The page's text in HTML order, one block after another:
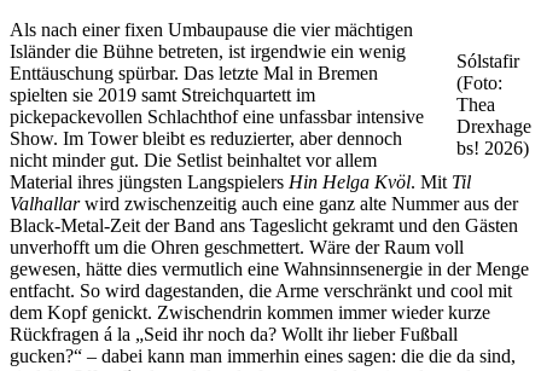
Sólstafir
(Foto:
Thea
Drexhage
bs! 2026)
Als nach einer fixen Umbaupause die vier mächtigen
Isländer die Bühne betreten, ist irgendwie ein wenig
Enttäuschung spürbar. Das letzte Mal in Bremen
spielten sie 2019 samt Streichquartett im
pickepackevollen Schlachthof eine unfassbar intensive
Show. Im Tower bleibt es reduzierter, aber dennoch
nicht minder gut. Die Setlist beinhaltet vor allem
Material ihres jüngsten Langspielers Hin Helga Kvöl. Mit Til
Valhallarwird zwischenzeitig auch eine ganz alte Nummer aus der
Black-Metal-Zeit der Band ans Tageslicht gekramt und den Gästen
unverhofft um die Ohren geschmettert. Wäre der Raum voll
gewesen, hätte dies vermutlich eine Wahnsinnsenergie in der Menge
entfacht. So wird dagestanden, die Arme verschränkt und cool mit
dem Kopf genickt. Zwischendrin kommen immer wieder kurze
Rückfragen á la „Seid ihr noch da? Wollt ihr lieber Fußball
gucken?“ – dabei kann man immerhin eines sagen: die die da sind,